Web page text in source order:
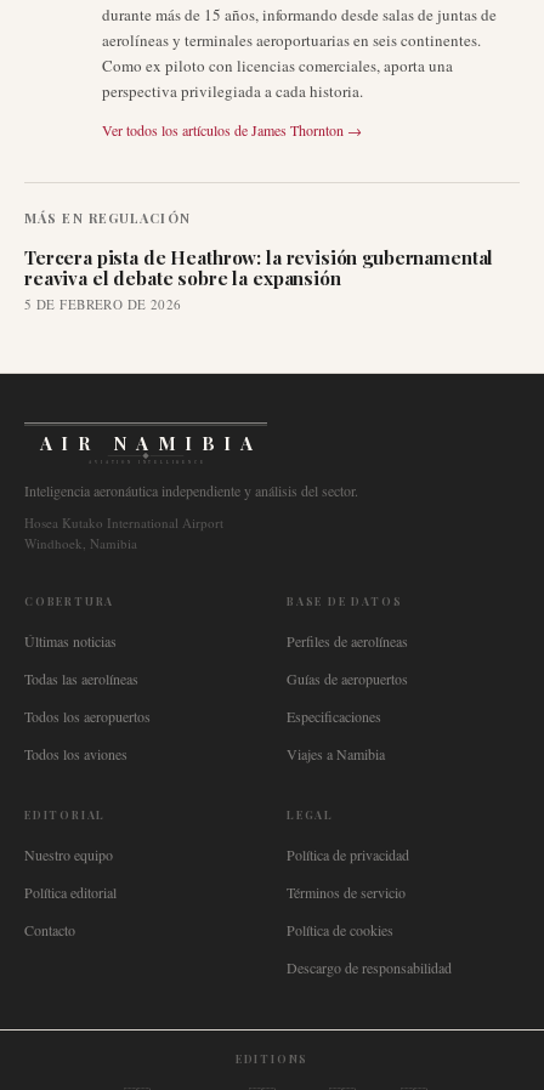
durante más de 15 años, informando desde salas de juntas de
aerolíneas y terminales aeroportuarias en seis continentes.
Como ex piloto con licencias comerciales, aporta una
perspectiva privilegiada a cada historia.
Ver todos los artículos deJames Thornton →
MÁS EN REGULACIÓN
Tercera pista de Heathrow: la revisión gubernamental
reaviva el debate sobre la expansión
5 DE FEBRERO DE 2026
AIR NAMIBIA
AVIATION INTELLIGENCE
Inteligencia aeronáutica independiente y análisis del sector.
Hosea Kutako International Airport
Windhoek, Namibia
COBERTURA
Últimas noticias
Todas las aerolíneas
Todos los aeropuertos
Todos los aviones
BASE DE DATOS
Perfiles de aerolíneas
Guías de aeropuertos
Especificaciones
Viajes a Namibia
EDITORIAL
Nuestro equipo
Política editorial
Contacto
LEGAL
Política de privacidad
Términos de servicio
Política de cookies
Descargo de responsabilidad
EDITIONS